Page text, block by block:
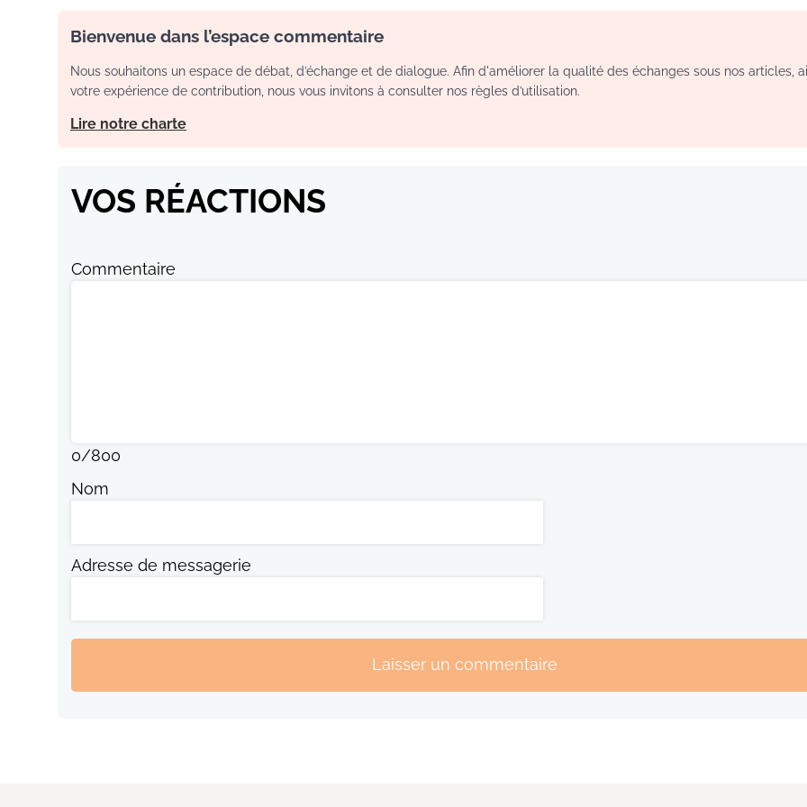
Bienvenue dans l’espace commentaire
Nous souhaitons un espace de débat, d’échange et de dialogue. Afin d'améliorer la qualité des échanges sous nos articles,
votre expérience de contribution, nous vous invitons à consulter nos règles d’utilisation.
Lire notre charte
VOS RÉACTIONS
Commentaire
0/800
Nom
Adresse de messagerie
Laisser un commentaire